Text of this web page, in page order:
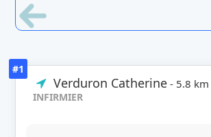
#1
Verduron Catherine- 5.8 km
INFIRMIER